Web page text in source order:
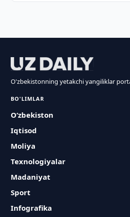
O'zbekistonning yetakchi yangiliklar
BO'LIMLAR
O‘zbekiston
Iqtisod
Moliya
Texnologiyalar
Madaniyat
Sport
Infografika